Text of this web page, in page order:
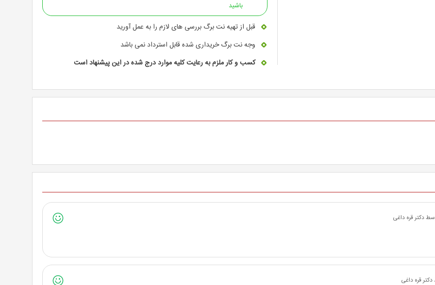
باشید
قبل از تهیه نت برگ بررسی های لازم را به عمل آورید
وجه نت برگ خریداری شده قابل استرداد نمی باشد
کسب و کار ملزم به رعایت کلیه موارد درج شده در این پیشنهاد است
دکتر قره داغی
قره داغی